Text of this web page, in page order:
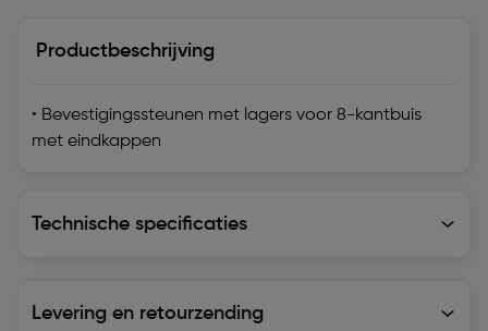
Productbeschrijving
• Bevestigingssteunen met lagers voor 8-kantbuis
met eindkappen
Technische specificaties
Levering en retourzending